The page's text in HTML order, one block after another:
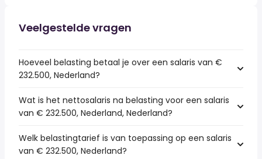
Veelgestelde vragen
Hoeveel belasting betaal je over een salaris van €
232.500, Nederland?
Wat is het nettosalaris na belasting voor een salaris
van € 232.500, Nederland, Nederland?
Welk belastingtarief is van toepassing op een salaris
van € 232.500, Nederland?